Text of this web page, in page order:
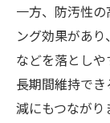
外壁
外壁
る
外壁
一方、防汚性
ング効果があ
などを落とし
長期間維持で
減にもつながり